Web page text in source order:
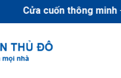
- Cửa cuốn an toàn